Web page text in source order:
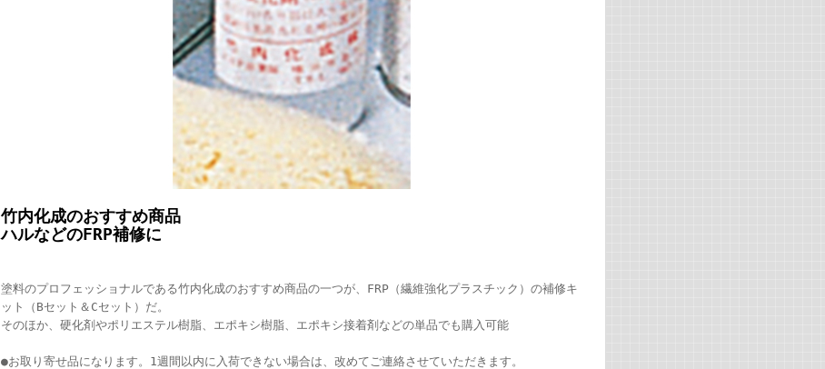
竹内化成のおすすめ商品
ハルなどのFRP補修に
塗料のプロフェッショナルである竹内化成のおすすめ商品の一つが、FRP（繊維強化プラスチック）の補修キ
ット（Bセット＆Cセット）だ。
そのほか、硬化剤やポリエステル樹脂、エポキシ樹脂、エポキシ接着剤などの単品でも購入可能
●お取り寄せ品になります。1週間以内に入荷できない場合は、改めてご連絡させていただきます。